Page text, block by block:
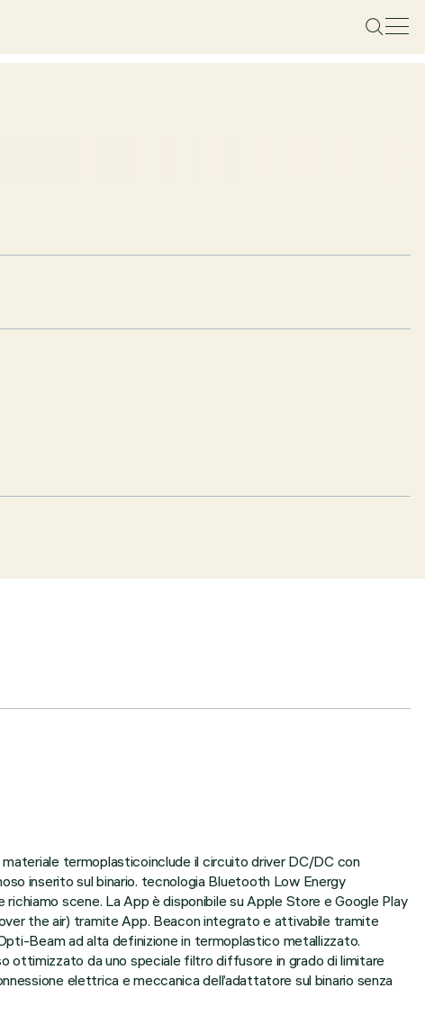
termoplasticoinclude il circuito driver DC/DC con
inserito sul binario. tecnologia Bluetooth Low Energy
scene. La App è disponibile su Apple Store e Google Play
the air) tramite App. Beacon integrato e attivabile tramite
Beam ad alta definizione in termoplastico metallizzato.
ottimizzato da uno speciale filtro diffusore in grado di limitare
elettrica e meccanica dell’adattatore sul binario senza